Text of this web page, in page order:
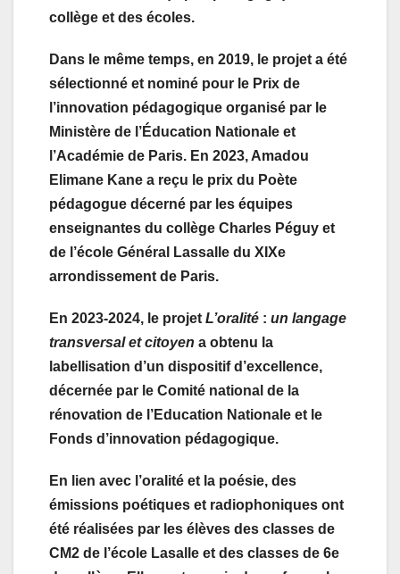
collège et des écoles.
Dans le même temps, en 2019, le projet a été
sélectionné et nominé pour le Prix de
l’innovation pédagogique organisé par le
Ministère de l’Éducation Nationale et
l’Académie de Paris. En 2023, Amadou
Elimane Kane a reçu le prix du Poète
pédagogue décerné par les équipes
enseignantes du collège Charles Péguy et
de l’école Général Lassalle du XIXe
arrondissement de Paris.
En 2023-2024, le projet L’oralité : un langage
transversal et citoyen a obtenu la
labellisation d’un dispositif d’excellence,
décernée par le Comité national de la
rénovation de l’Education Nationale et le
Fonds d’innovation pédagogique.
En lien avec l’oralité et la poésie, des
émissions poétiques et radiophoniques ont
été réalisées par les élèves des classes de
CM2 de l’école Lasalle et des classes de 6e